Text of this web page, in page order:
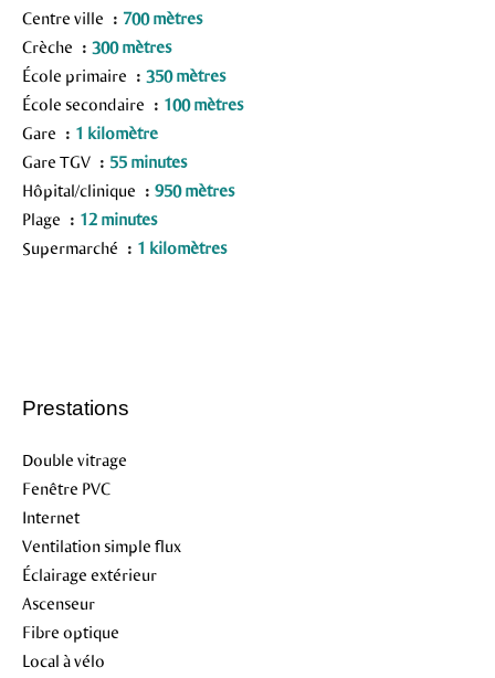
Centre ville
700 mètres
Crèche
300 mètres
École primaire
350 mètres
École secondaire
100 mètres
Gare
1 kilomètre
Gare TGV
55 minutes
Hôpital/clinique
950 mètres
Plage
12 minutes
Supermarché
1 kilomètres
Prestations
Double vitrage
Fenêtre PVC
Internet
Ventilation simple flux
Éclairage extérieur
Ascenseur
Fibre optique
Local à vélo